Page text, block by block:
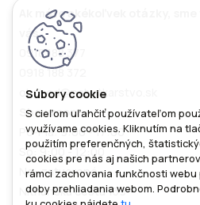
S cieľom uľahčiť používateľom
využívame cookies. Kliknutím na
použitím preferenčných,
cookies pre nás aj našich
rámci zachovania funkčnosti
doby prehliadania webom.
Ak máte akékoľvek otázky, sme
vás
0918 188 377
0918 188 372
obchod@nabytkarstvo.sk
Showroom
Po-Pia: 9:00 - 17:00
So: 9:00 - 12:00
Ne: zatvorené
Nitrianska cesta 139